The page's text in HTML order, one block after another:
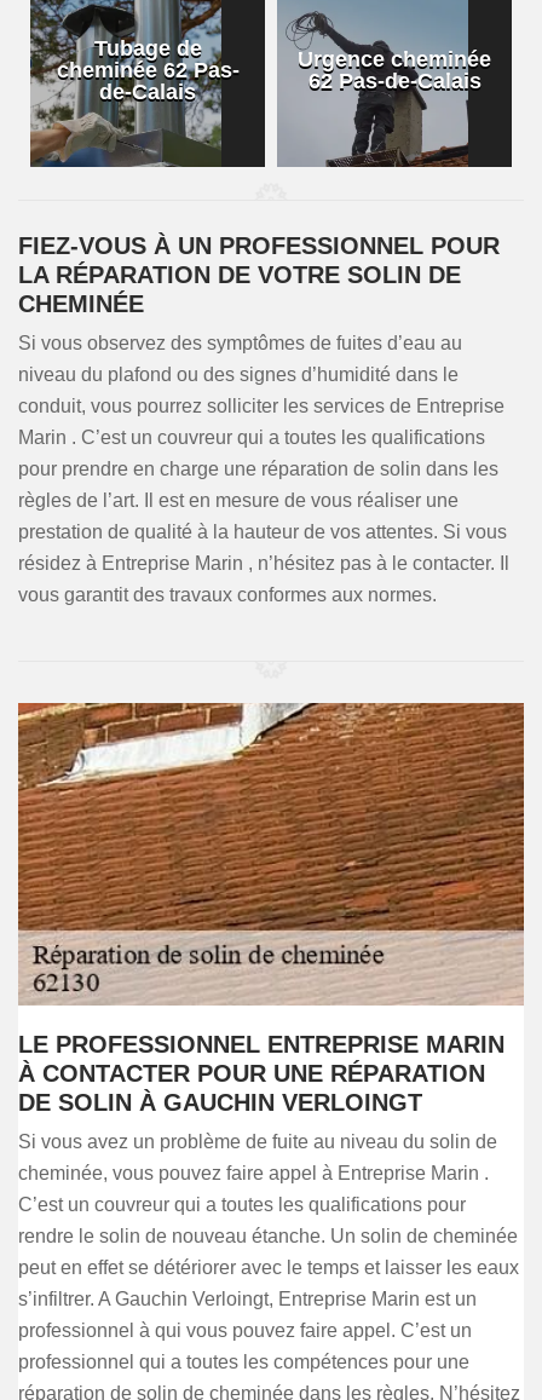
Tubage de
cheminée 62 Pas-
de-Calais
Urgence cheminée
62 Pas-de-Calais
FIEZ-VOUS À UN PROFESSIONNEL POUR
LA RÉPARATION DE VOTRE SOLIN DE
CHEMINÉE
Si vous observez des symptômes de fuites d’eau au
niveau du plafond ou des signes d’humidité dans le
conduit, vous pourrez solliciter les services de Entreprise
Marin . C’est un couvreur qui a toutes les qualifications
pour prendre en charge une réparation de solin dans les
règles de l’art. Il est en mesure de vous réaliser une
prestation de qualité à la hauteur de vos attentes. Si vous
résidez à Entreprise Marin , n’hésitez pas à le contacter. Il
vous garantit des travaux conformes aux normes.
LE PROFESSIONNEL ENTREPRISE MARIN
À CONTACTER POUR UNE RÉPARATION
DE SOLIN À GAUCHIN VERLOINGT
Si vous avez un problème de fuite au niveau du solin de
cheminée, vous pouvez faire appel à Entreprise Marin .
C’est un couvreur qui a toutes les qualifications pour
rendre le solin de nouveau étanche. Un solin de cheminée
peut en effet se détériorer avec le temps et laisser les eaux
s’infiltrer. A Gauchin Verloingt, Entreprise Marin est un
professionnel à qui vous pouvez faire appel. C’est un
professionnel qui a toutes les compétences pour une
réparation de solin de cheminée dans les règles. N’hésitez